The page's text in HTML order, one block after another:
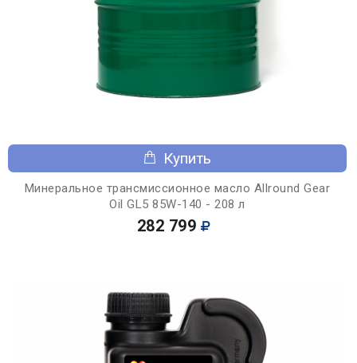
Купить
Минеральное трансмиссионное масло Allround Gear
Oil GL5 85W-140 - 208 л
282 799